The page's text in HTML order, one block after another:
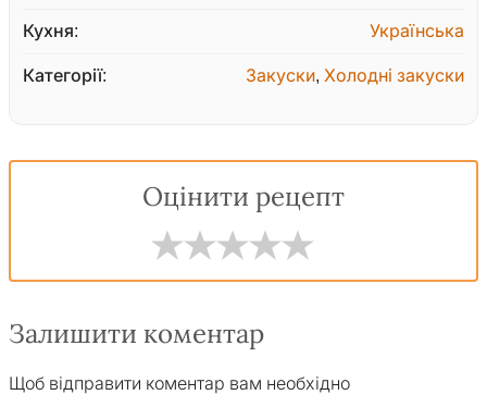
Кухня: Українська
Категорії: Закуски, Холодні закуски
Оцінити рецепт
Залишити коментар
Щоб відправити коментар вам необхідно